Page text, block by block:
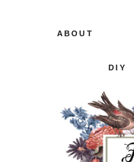
ABOUT
DIY